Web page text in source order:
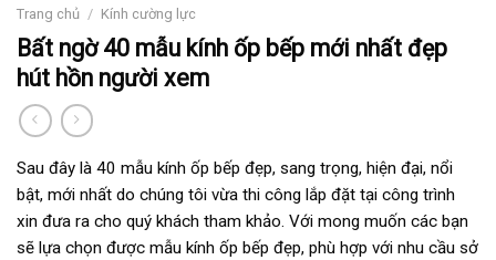
Trang chủ / Kính cường lực
Bất ngờ 40 mẫu kính ốp bếp mới nhất đẹp
hút hồn người xem
Sau đây là 40 mẫu kính ốp bếp đẹp, sang trọng, hiện đại, nổi
bật, mới nhất do chúng tôi vừa thi công lắp đặt tại công trình
xin đưa ra cho quý khách tham khảo. Với mong muốn các bạn
sẽ lựa chọn được mẫu kính ốp bếp đẹp, phù hợp với nhu cầu sở